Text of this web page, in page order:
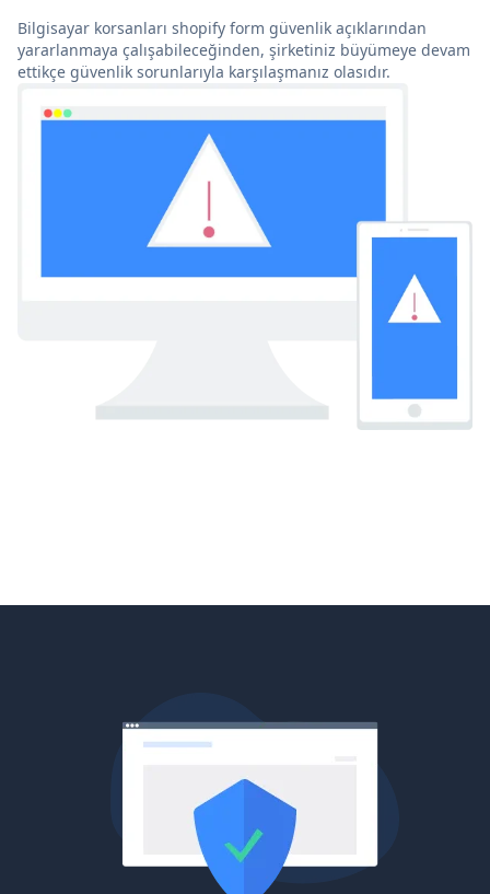
Bilgisayar korsanları shopify form güvenlik açıklarından
yararlanmaya çalışabileceğinden, şirketiniz büyümeye devam
ettikçe güvenlik sorunlarıyla karşılaşmanız olasıdır.